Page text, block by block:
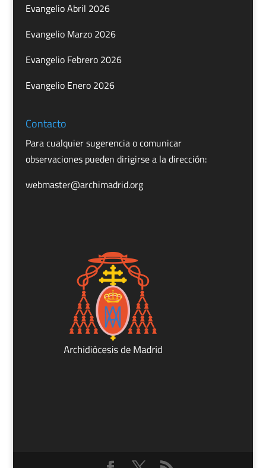
Evangelio Abril 2026
Evangelio Marzo 2026
Evangelio Febrero 2026
Evangelio Enero 2026
Contacto
Para cualquier sugerencia o comunicar
observaciones pueden dirigirse a la dirección:
webmaster@archimadrid.org